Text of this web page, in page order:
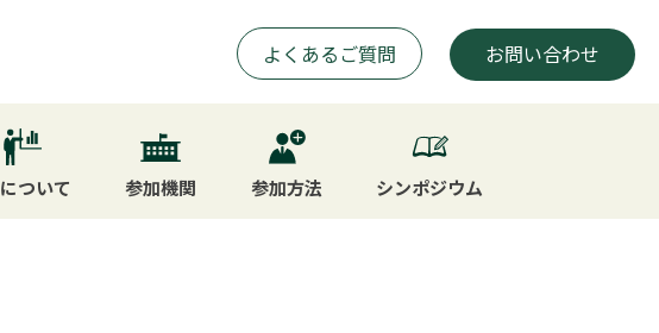
よくあるご質問 お問い合わせ
について 参加機関 参加方法 シンポジウム